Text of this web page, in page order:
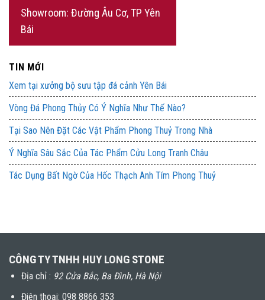
Showroom: Đường Âu Cơ, TP Yên
Bái
TIN MỚI
Xem tại xưởng bộ sưu tập đá cảnh Yên Bái
Vòng Đá Phong Thủy Có Ý Nghĩa Như Thế Nào?
Tại Sao Nên Đặt Các Vật Phẩm Phong Thuỷ Trong Nhà
Ý Nghĩa Sâu Sắc Của Tác Phẩm Cửu Long Tranh Châu
Tác Dụng Bất Ngờ Của Hốc Thạch Anh Tím Phong Thuỷ
CÔNG TY TNHH HUY LONG STONE
Địa chỉ : 92 Cửa Bắc, Ba Đình, Hà Nội
Điện thoại: 098 8866 353